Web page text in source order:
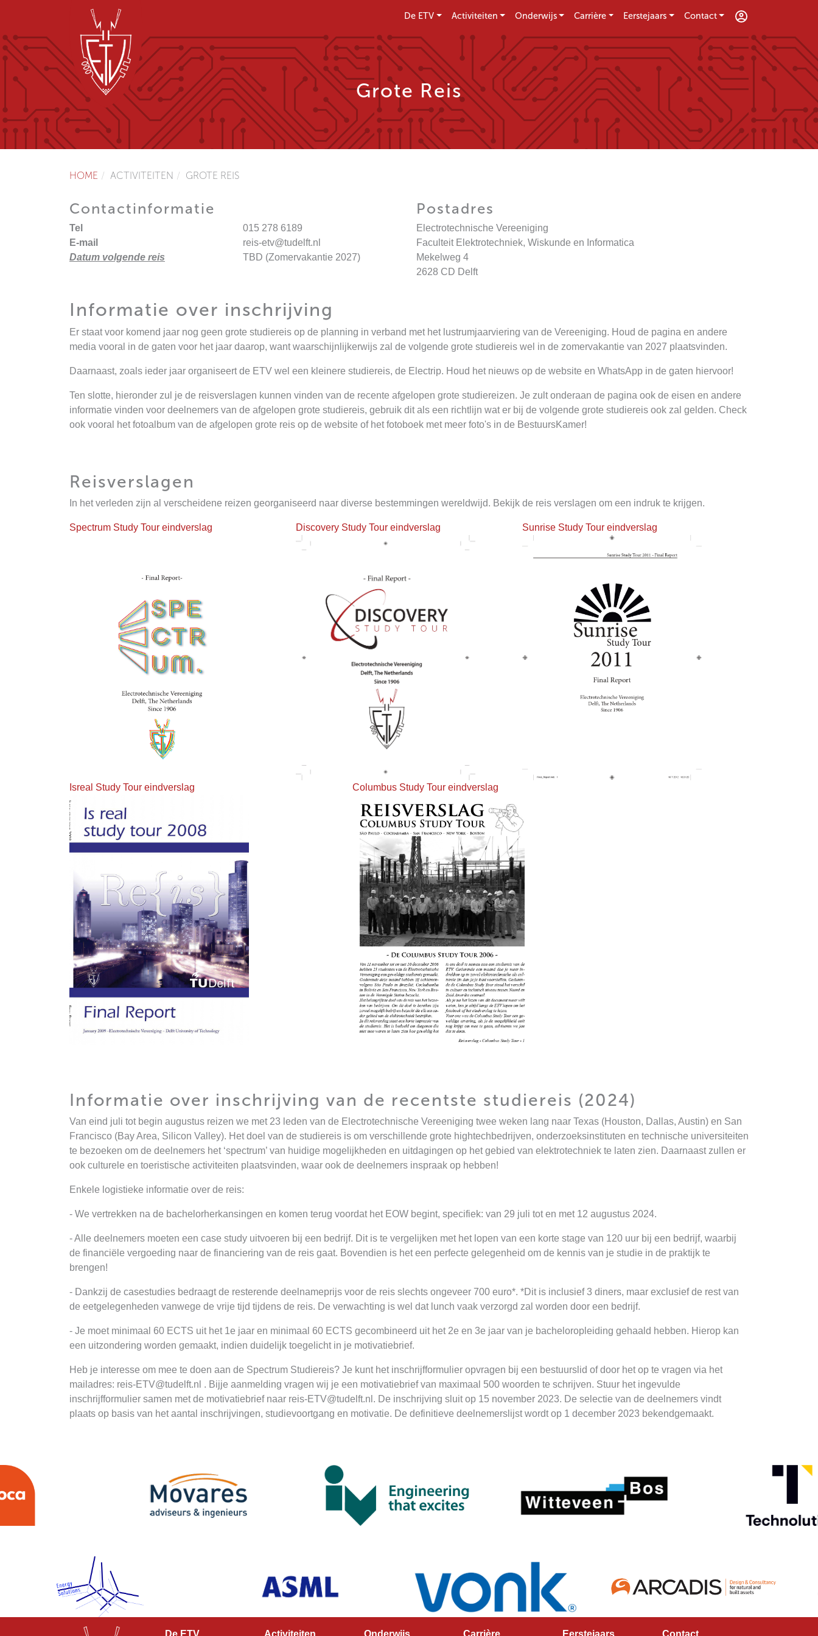
De ETV Activiteiten Onderwijs Carrière Eerstejaars Contact
Grote Reis
HOME ACTIVITEITEN GROTE REIS
Contactinformatie
Tel
015 278 6189
E-mail
reis-etv@tudelft.nl
Datum volgende reis
TBD (Zomervakantie 2027)
Postadres
Electrotechnische Vereeniging
Faculteit Elektrotechniek, Wiskunde en Informatica
Mekelweg 4
2628 CD Delft
Informatie over inschrijving
Er staat voor komend jaar nog geen grote studiereis op de planning in verband met het lustrumjaarviering van de Vereeniging. Houd de pagina en andere
media vooral in de gaten voor het jaar daarop, want waarschijnlijkerwijs zal de volgende grote studiereis wel in de zomervakantie van 2027 plaatsvinden.
Daarnaast, zoals ieder jaar organiseert de ETV wel een kleinere studiereis, de Electrip. Houd het nieuws op de website en WhatsApp in de gaten hiervoor!
Ten slotte, hieronder zul je de reisverslagen kunnen vinden van de recente afgelopen grote studiereizen. Je zult onderaan de pagina ook de eisen en andere
informatie vinden voor deelnemers van de afgelopen grote studiereis, gebruik dit als een richtlijn wat er bij de volgende grote studiereis ook zal gelden. Check
ook vooral het fotoalbum van de afgelopen grote reis op de website of het fotoboek met meer foto's in de BestuursKamer!
Reisverslagen
In het verleden zijn al verscheidene reizen georganiseerd naar diverse bestemmingen wereldwijd. Bekijk de reis verslagen om een indruk te krijgen.
Spectrum Study Tour eindverslag Discovery Study Tour eindverslag Sunrise Study Tour eindverslag
Isreal Study Tour eindverslag Columbus Study Tour eindverslag
Informatie over inschrijving van de recentste studiereis (2024)
Van eind juli tot begin augustus reizen we met 23 leden van de Electrotechnische Vereeniging twee weken lang naar Texas (Houston, Dallas, Austin) en San
Francisco (Bay Area, Silicon Valley). Het doel van de studiereis is om verschillende grote hightechbedrijven, onderzoeksinstituten en technische universiteiten
te bezoeken om de deelnemers het ‘spectrum’ van huidige mogelijkheden en uitdagingen op het gebied van elektrotechniek te laten zien. Daarnaast zullen er
ook culturele en toeristische activiteiten plaatsvinden, waar ook de deelnemers inspraak op hebben!
Enkele logistieke informatie over de reis:
- We vertrekken na de bachelorherkansingen en komen terug voordat het EOW begint, specifiek: van 29 juli tot en met 12 augustus 2024.
- Alle deelnemers moeten een case study uitvoeren bij een bedrijf. Dit is te vergelijken met het lopen van een korte stage van 120 uur bij een bedrijf, waarbij
de financiële vergoeding naar de financiering van de reis gaat. Bovendien is het een perfecte gelegenheid om de kennis van je studie in de praktijk te
brengen!
- Dankzij de casestudies bedraagt de resterende deelnameprijs voor de reis slechts ongeveer 700 euro*. *Dit is inclusief 3 diners, maar exclusief de rest van
de eetgelegenheden vanwege de vrije tijd tijdens de reis. De verwachting is wel dat lunch vaak verzorgd zal worden door een bedrijf.
- Je moet minimaal 60 ECTS uit het 1e jaar en minimaal 60 ECTS gecombineerd uit het 2e en 3e jaar van je bacheloropleiding gehaald hebben. Hierop kan
een uitzondering worden gemaakt, indien duidelijk toegelicht in je motivatiebrief.
Heb je interesse om mee te doen aan de Spectrum Studiereis? Je kunt het inschrijfformulier opvragen bij een bestuurslid of door het op te vragen via het
mailadres: reis-ETV@tudelft.nl . Bijje aanmelding vragen wij je een motivatiebrief van maximaal 500 woorden te schrijven. Stuur het ingevulde
inschrijfformulier samen met de motivatiebrief naar reis-ETV@tudelft.nl. De inschrijving sluit op 15 november 2023. De selectie van de deelnemers vindt
plaats op basis van het aantal inschrijvingen, studievoortgang en motivatie. De definitieve deelnemerslijst wordt op 1 december 2023 bekendgemaakt.
De ETV Activiteiten Onderwijs Carrière Eerstejaars Contact